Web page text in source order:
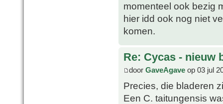
momenteel ook bezig
hier idd ook nog niet
komen.
Re: Cycas - nieuw
door GaveAgave op 03 jul
Precies, die bladeren
Een C. taitungensis